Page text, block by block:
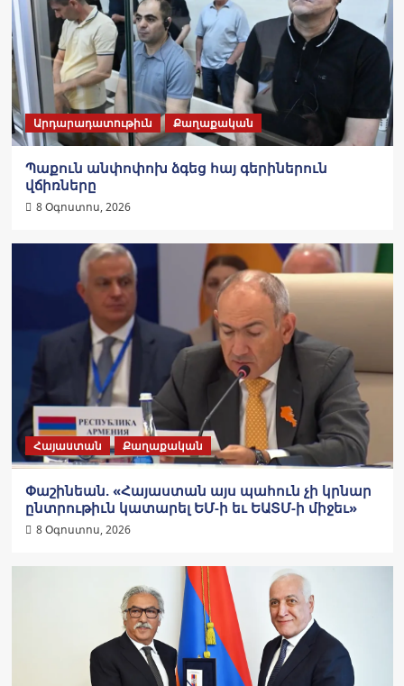
Արդարադատութիւն Քաղաքական
Պաքուն անփոփոխ ձգեց հայ գերիներուն
վճիռները
8 Օգոստոս, 2026
Հայաստան Քաղաքական
Փաշինեան. «Հայաստան այս պահուն չի կրնար
ընտրութիւն կատարել ԵՄ-ի եւ ԵԱՏՄ-ի միջեւ»
8 Օգոստոս, 2026